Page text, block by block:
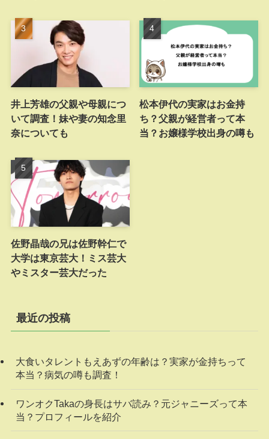
井上芳雄の父親や母親につ
いて調査！妹や妻の知念里
奈についても
松本伊代の実家はお金持
ち？父親が経営者って本
当？お嬢様学校出身の噂も
佐野晶哉の兄は佐野幹仁で
大学は東京芸大！ミス芸大
やミスター芸大だった
最近の投稿
大食いタレントもえあずの年齢は？実家が金持ちって
本当？病気の噂も調査！
ワンオクTakaの身長はサバ読み？元ジャニーズって本
当？プロフィールを紹介